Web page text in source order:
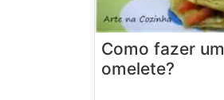
Como fazer um
omelete?